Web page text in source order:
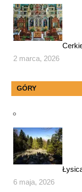
2 marca, 2026
GÓRY
6 maja, 2026